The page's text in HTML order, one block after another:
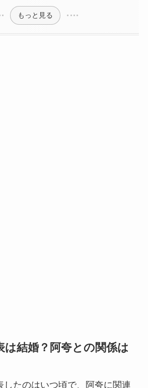
もっと見る
は結婚？阿夸との関係は
したのはいつ頃で、阿夸に関連